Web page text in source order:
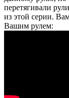
перетягивали
из этой серии.
Вашим рулем: